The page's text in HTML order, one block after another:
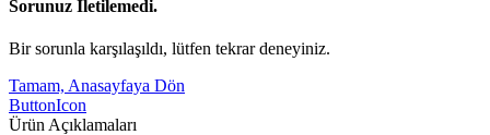
Sorunuz İletilemedi.
Bir sorunla karşılaşıldı, lütfen tekrar deneyiniz.
Tamam, Anasayfaya Dön
ButtonIcon
Ürün Açıklamaları